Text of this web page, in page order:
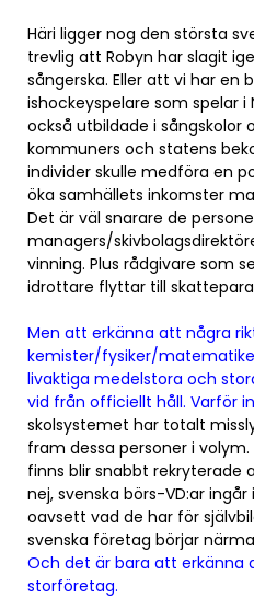
Häri ligger nog den största
trevlig att Robyn har slagit
sångerska. Eller att vi har en
ishockeyspelare som spelar i
också utbildade i sångskolor
kommuners och statens
individer skulle medföra en
öka samhällets inkomster
Det är väl snarare de
managers/
vinning. Plus rådgivare som
idrottare flyttar till
Men att erkänna att några
kemister/fysiker/
livaktiga medelstora och
vid från officiellt håll. Varför
skolsystemet har totalt
fram dessa personer i
finns blir snabbt rekryterade
nej, svenska börs-VD:ar
oavsett vad de har för
svenska företag börjar
Och det är bara att erkänna
storföretag.